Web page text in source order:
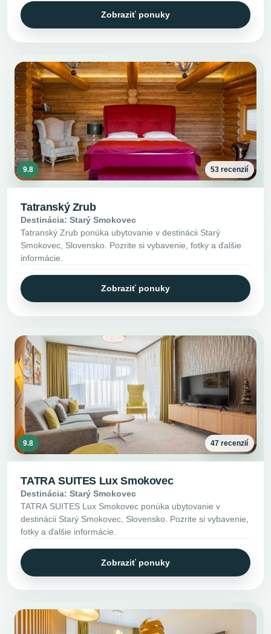
Zobraziť ponuky
9.8 53 recenzií
Tatranský Zrub
Destinácia: Starý Smokovec
Tatranský Zrub ponúka ubytovanie v destinácii Starý
Smokovec, Slovensko. Pozrite si vybavenie, fotky a ďalšie
informácie.
Zobraziť ponuky
9.8 47 recenzií
TATRA SUITES Lux Smokovec
Destinácia: Starý Smokovec
TATRA SUITES Lux Smokovec ponúka ubytovanie v
destinácii Starý Smokovec, Slovensko. Pozrite si vybavenie,
fotky a ďalšie informácie.
Zobraziť ponuky